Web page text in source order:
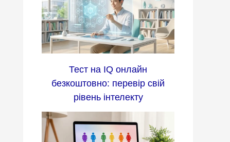
Тест на IQ онлайн
безкоштовно: перевір свій
рівень інтелекту